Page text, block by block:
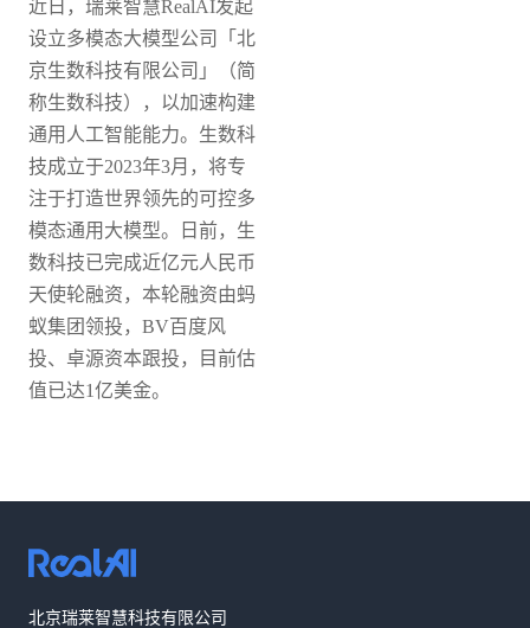
近日，瑞莱智慧RealAI发起
设立多模态大模型公司「北
京生数科技有限公司」（简
称生数科技），以加速构建
通用人工智能能力。 生数科
技成立于2023年3月，将专
注于打造世界领先的可控多
模态通用大模型。日前，生
数科技已完成近亿元人民币
天使轮融资，本轮融资由蚂
蚁集团领投，BV百度风
投、卓源资本跟投，目前估
值已达1亿美金。
北京瑞莱智慧科技有限公司